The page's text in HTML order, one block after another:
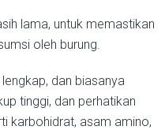
lama, untuk memastikan
oleh burung.
dan biasanya
tinggi, dan perhatikan
karbohidrat, asam amino,